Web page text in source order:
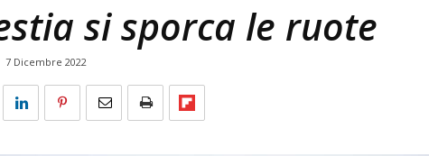
si sporca le ruote
7 Dicembre 2022